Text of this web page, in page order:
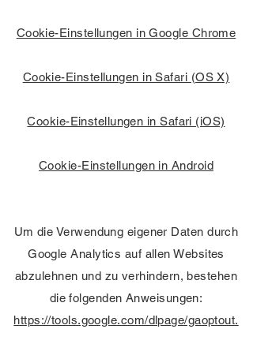
Cookie-Einstellungen in Google Chrome
Cookie-Einstellungen in Safari (OS X)
Cookie-Einstellungen in Safari (iOS)
Cookie-Einstellungen in Android
Um die Verwendung eigener Daten durch
Google Analytics auf allen Websites
abzulehnen und zu verhindern, bestehen
die folgenden Anweisungen:
https://tools.google.com/dlpage/gaoptout.